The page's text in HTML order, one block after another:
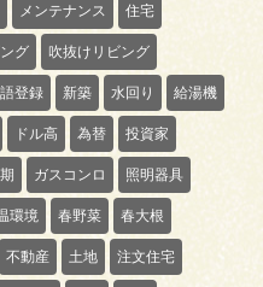
メンテナンス 住宅
グ 吹抜けリビング
登録 新築 水回り 給湯機
ドル高 為替 投資家
ガスコンロ 照明器具
環境 春野菜 春大根
不動産 土地 注文住宅